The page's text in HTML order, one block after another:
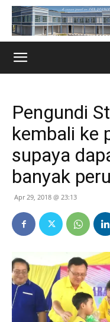
Pengundi
kembali ke
supaya
banyak
Apr 29, 2018 @ 23:13